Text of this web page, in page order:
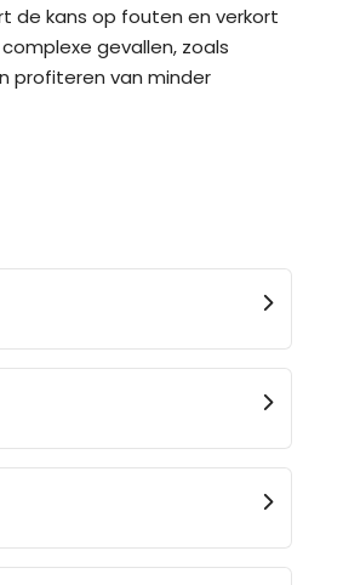
de kans op fouten en verkort
gevallen, zoals
profiteren van minder